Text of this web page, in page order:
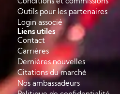
Outils pour les partenaires
Login associé
Liens utiles
Contact
Carrières
Dernières nouvelles
Citations du marché
Nos ambassadeurs